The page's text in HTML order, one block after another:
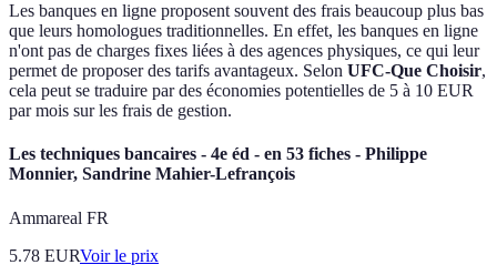
Les banques en ligne proposent souvent des frais beaucoup plus bas
que leurs homologues traditionnelles. En effet, les banques en ligne
n'ont pas de charges fixes liées à des agences physiques, ce qui leur
permet de proposer des tarifs avantageux. Selon UFC-Que Choisir,
cela peut se traduire par des économies potentielles de 5 à 10 EUR
par mois sur les frais de gestion.
Les techniques bancaires - 4e éd - en 53 fiches - Philippe
Monnier, Sandrine Mahier-Lefrançois
Ammareal FR
5.78 EURVoir le prix